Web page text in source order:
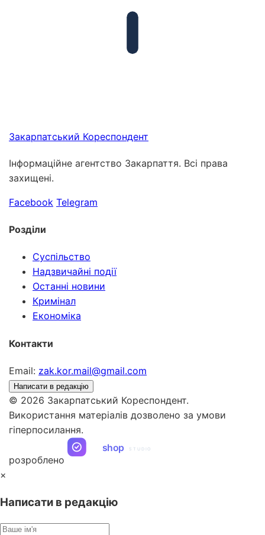
Закарпатський Кореспондент
Інформаційне агентство Закарпаття. Всі права
захищені.
Facebook Telegram
Розділи
Суспільство
Надзвичайні події
Останні новини
Кримінал
Економіка
Контакти
Email: zak.kor.mail@gmail.com
Написати в редакцію
© 2026 Закарпатський Кореспондент.
Використання матеріалів дозволено за умови
гіперпосилання.
розроблено
shop STUDIO
×
Написати в редакцію